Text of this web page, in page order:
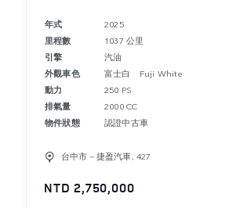
年式
2025
里程數
1037 公里
引擎
汽油
外觀車色
富士白 Fuji White
動力
250 PS
排氣量
2000 CC
物件狀態
認證中古車
台中市－捷盈汽車, 427
NTD 2,750,000